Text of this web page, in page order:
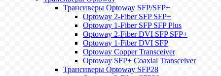
Трансиверы Optoway SFP/SFP+
Optoway 2-Fiber SFP SFP+
Optoway 1-Fiber SFP SFP Plus
Optoway 2-Fiber DVI SFP SFP+
Optoway 1-Fiber DVI SFP
Optoway Copper Transceiver
Optoway SFP+ Coaxial Transceiver
Трансиверы Optoway SFP28